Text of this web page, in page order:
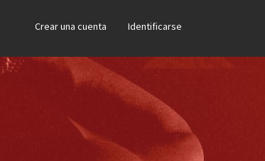
Crear una cuenta Identificarse